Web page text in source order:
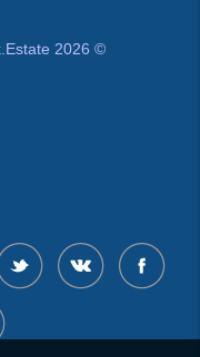
© Turk.Estate 2026. کلیه حقوق محفوظ است.